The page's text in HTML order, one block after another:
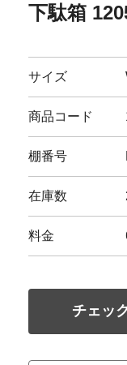
下駄箱
サイズ
商品コード
棚番号
在庫数
料金
チェッ